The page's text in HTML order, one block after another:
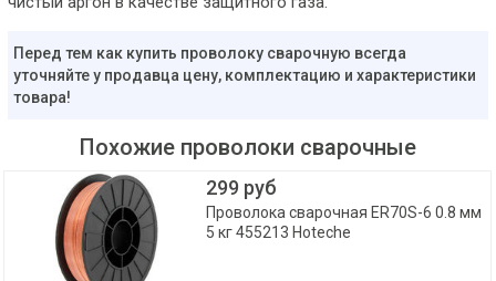
Перед тем как купить проволоку сварочную всегда
уточняйте у продавца цену, комплектацию и характеристики
товара!
Похожие проволоки сварочные
299 руб
Проволока сварочная ER70S-6 0.8 мм
5 кг 455213 Hoteche